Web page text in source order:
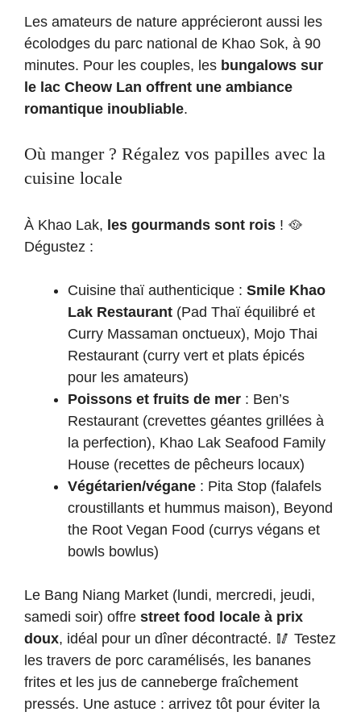
Les amateurs de nature apprécieront aussi les
écolodges du parc national de Khao Sok, à 90
minutes. Pour les couples, les bungalows sur
le lac Cheow Lan offrent une ambiance
romantique inoubliable.
Où manger ? Régalez vos papilles avec la
cuisine locale
À Khao Lak, les gourmands sont rois ! 🥘
Dégustez :
Cuisine thaï authenticique : Smile Khao
Lak Restaurant (Pad Thaï équilibré et
Curry Massaman onctueux), Mojo Thai
Restaurant (curry vert et plats épicés
pour les amateurs)
Poissons et fruits de mer : Ben’s
Restaurant (crevettes géantes grillées à
la perfection), Khao Lak Seafood Family
House (recettes de pêcheurs locaux)
Végétarien/végane : Pita Stop (falafels
croustillants et hummus maison), Beyond
the Root Vegan Food (currys végans et
bowls bowlus)
Le Bang Niang Market (lundi, mercredi, jeudi,
samedi soir) offre street food locale à prix
doux, idéal pour un dîner décontracté. 🥢 Testez
les travers de porc caramélisés, les bananes
frites et les jus de canneberge fraîchement
pressés. Une astuce : arrivez tôt pour éviter la